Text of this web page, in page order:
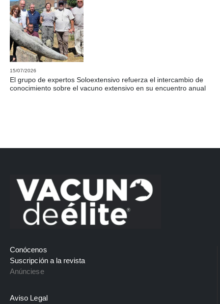
15/07/2026
El grupo de expertos Soloextensivo refuerza el intercambio de
conocimiento sobre el vacuno extensivo en su encuentro anual
Conócenos
Suscripción a la revista
Anúnciese
Aviso Legal